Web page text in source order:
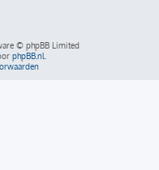
© phpBB Limited
phpBB.nl